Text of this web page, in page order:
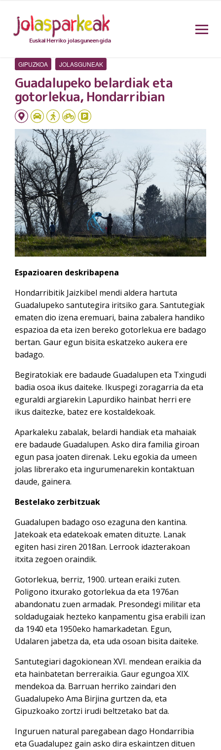
Euskal Herriko jolasguneen gida
GIPUZKOA JOLASGUNEAK
Guadalupeko belardiak eta
gotorlekua, Hondarribian
Espazioaren deskribapena
Hondarribitik Jaizkibel mendi aldera hartuta
Guadalupeko santutegira iritsiko gara. Santutegiak
ematen dio izena eremuari, baina zabalera handiko
espazioa da eta izen bereko gotorlekua ere badago
bertan. Gaur egun bisita eskatzeko aukera ere
badago.
Begiratokiak ere badaude Guadalupen eta Txingudi
badia osoa ikus daiteke. Ikuspegi zoragarria da eta
eguraldi argiarekin Lapurdiko hainbat herri ere
ikus daitezke, batez ere kostaldekoak.
Aparkaleku zabalak, belardi handiak eta mahaiak
ere badaude Guadalupen. Asko dira familia giroan
egun pasa joaten direnak. Leku egokia da umeen
jolas librerako eta ingurumenarekin kontaktuan
daude, gainera.
Bestelako zerbitzuak
Guadalupen badago oso ezaguna den kantina.
Jatekoak eta edatekoak ematen dituzte. Lanak
egiten hasi ziren 2018an. Lerrook idazterakoan
itxita zegoen oraindik.
Gotorlekua, berriz, 1900. urtean eraiki zuten.
Poligono itxurako gotorlekua da eta 1976an
abandonatu zuen armadak. Presondegi militar eta
soldadugaiak hezteko kanpamentu gisa erabili izan
da 1940 eta 1950eko hamarkadetan. Egun,
Udalaren jabetza da, eta uda osoan bisita daiteke.
Santutegiari dagokionean XVI. mendean eraikia da
eta hainbatetan berreraikia. Gaur egungoa XIX.
mendekoa da. Barruan herriko zaindari den
Guadalupeko Ama Birjina gurtzen da, eta
Gipuzkoako zortzi irudi beltzetako bat da.
Inguruen natural paregabean dago Hondarribia
eta Guadalupez gain asko dira eskaintzen dituen